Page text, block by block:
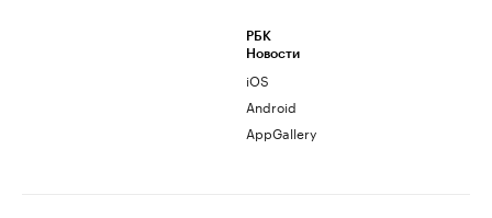
РБК
Новости
iOS
Android
AppGallery